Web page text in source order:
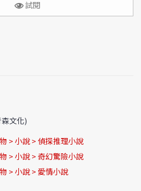
試閱
文化)
> 小說 > 偵探推理小說
> 小說 > 奇幻驚險小說
> 小說 > 愛情小說